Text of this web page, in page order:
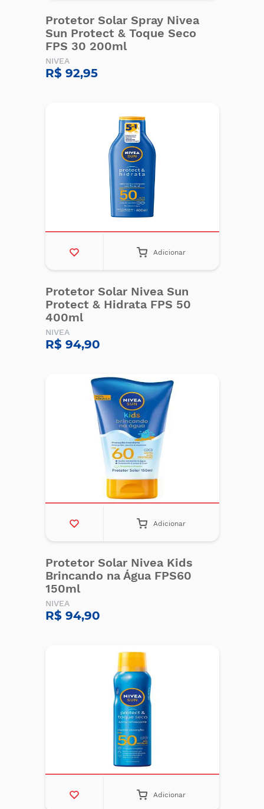
Protetor Solar Spray Nivea
Sun Protect & Toque Seco
FPS 30 200ml
NIVEA
R$ 92,95
Adicionar
Protetor Solar Nivea Sun
Protect & Hidrata FPS 50
400ml
NIVEA
R$ 94,90
Adicionar
Protetor Solar Nivea Kids
Brincando na Água FPS60
150ml
NIVEA
R$ 94,90
Adicionar